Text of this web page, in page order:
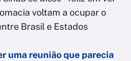
voltam a ocupar o
Brasil e Estados
uma reunião que parecia